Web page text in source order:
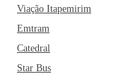
da manhã para os seus
Viação Itapemirim
Emtram
Catedral
Star Bus